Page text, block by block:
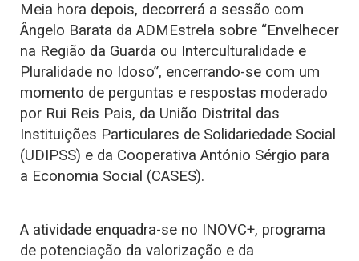
Meia hora depois, decorrerá a sessão com
Ângelo Barata da ADMEstrela sobre “Envelhecer
na Região da Guarda ou Interculturalidade e
Pluralidade no Idoso”, encerrando-se com um
momento de perguntas e respostas moderado
por Rui Reis Pais, da União Distrital das
Instituições Particulares de Solidariedade Social
(UDIPSS) e da Cooperativa António Sérgio para
a Economia Social (CASES).
A atividade enquadra-se no INOVC+, programa
de potenciação da valorização e da